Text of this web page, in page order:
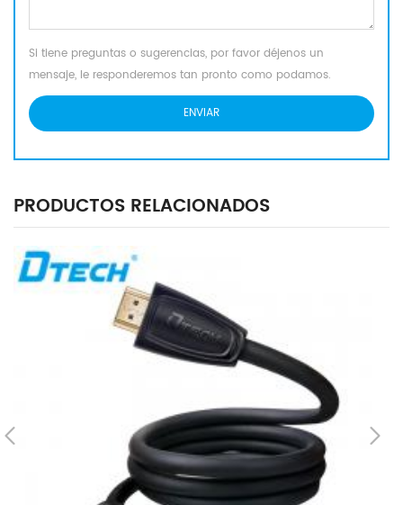
Si tiene preguntas o sugerencias, por favor déjenos un
mensaje, le responderemos tan pronto como podamos.
PRODUCTOS RELACIONADOS